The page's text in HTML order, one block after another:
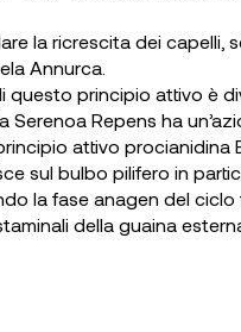
la ricrescita dei capelli,
Annurca.
questo principio attivo è
Serenoa Repens ha
attivo procianidina
sul bulbo pilifero in
la fase anagen del
della guaina